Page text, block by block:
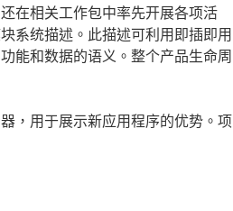
在相关工作包中率先开展各项活
系统描述。此描述可利用即插即用
能和数据的语义。整个产品生命周
，用于展示新应用程序的优势。项